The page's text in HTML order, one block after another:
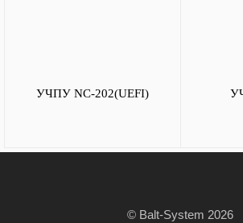
УЧПУ NC-202(UEFI)
© Balt-System 2026